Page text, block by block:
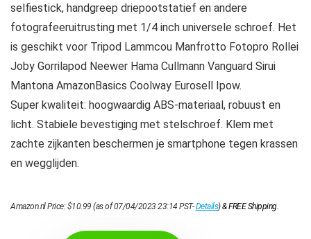
selfiestick, handgreep driepootstatief en andere
fotografeeruitrusting met 1/4 inch universele schroef. Het
is geschikt voor Tripod Lammcou Manfrotto Fotopro Rollei
Joby Gorrilapod Neewer Hama Cullmann Vanguard Sirui
Mantona AmazonBasics Coolway Eurosell Ipow.
Super kwaliteit: hoogwaardig ABS-materiaal, robuust en
licht. Stabiele bevestiging met stelschroef. Klem met
zachte zijkanten beschermen je smartphone tegen krassen
en wegglijden.
Amazon.nl Price:$10.99 (as of 07/04/2023 23:14 PST-Details)&FREE Shipping.